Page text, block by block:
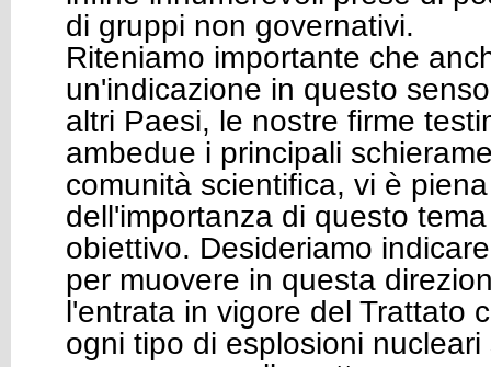
di gruppi non governativi.
Riteniamo importante che
un'indicazione in questo
altri Paesi, le nostre firme
ambedue i principali
comunità scientifica, vi è
dell'importanza di questo
obiettivo. Desideriamo
per muovere in questa
l'entrata in vigore del Trattato
ogni tipo di esplosioni